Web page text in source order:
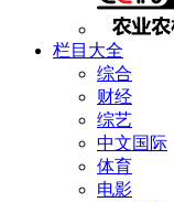
栏目大全
综合
财经
综艺
中文国际
体育
电影